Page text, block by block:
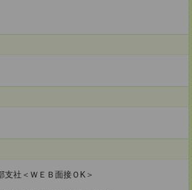
支社＜ＷＥＢ面接ＯK＞